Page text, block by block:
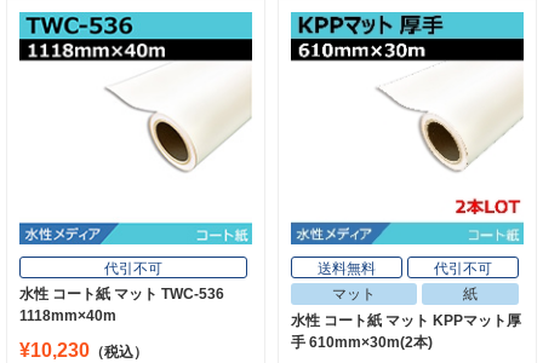
代引不可
水性 コート紙 マット TWC-536
1118mm×40m
¥10,230 （税込）
送料無料
代引不可
マット
紙
水性 コート紙 マット KPPマット厚
手 610mm×30m(2本)